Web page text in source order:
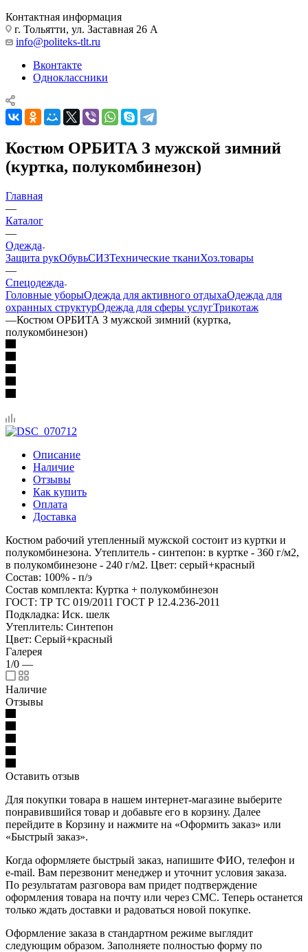
Контактная информация
г. Тольятти, ул. Заставная 26 А
info@politeks-tlt.ru
Вконтакте
Одноклассники
Костюм ОРБИТА З мужской зимний
(куртка, полукомбинезон)
Главная
—
Каталог
—
Одежда
Защита рукОбувьСИЗТехнические тканиХоз.товары
—
Спецодежда
Головные уборыОдежда для активного отдыхаОдежда для
охранных структурОдежда для сферы услугТрикотаж
—Костюм ОРБИТА З мужской зимний (куртка,
полукомбинезон)
Описание
Наличие
Отзывы
Как купить
Оплата
Доставка
Костюм рабочий утепленный мужской состоит из куртки и
полукомбинезона. Утеплитель - синтепон: в куртке - 360 г/м2,
в полукомбинезоне - 240 г/м2. Цвет: серый+красный
Состав: 100% - п/э
Состав комплекта: Куртка + полукомбинезон
ГОСТ: ТР ТС 019/2011 ГОСТ Р 12.4.236-2011
Подкладка: Иск. шелк
Утеплитель: Синтепон
Цвет: Серый+красный
Галерея
1/0 —
Наличие
Отзывы
Оставить отзыв
Для покупки товара в нашем интернет-магазине выберите
понравившийся товар и добавьте его в корзину. Далее
перейдите в Корзину и нажмите на «Оформить заказ» или
«Быстрый заказ».
Когда оформляете быстрый заказ, напишите ФИО, телефон и
e-mail. Вам перезвонит менеджер и уточнит условия заказа.
По результатам разговора вам придет подтверждение
оформления товара на почту или через СМС. Теперь останется
только ждать доставки и радоваться новой покупке.
Оформление заказа в стандартном режиме выглядит
следующим образом. Заполняете полностью форму по